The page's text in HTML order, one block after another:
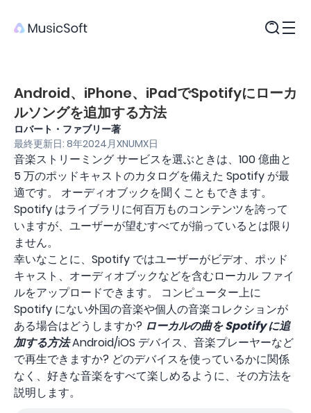
Android、iPhone、iPadでSpotifyにローカ
ルソングを追加する方法
ロバート・ファブリー著
最終更新日: 8年2024月XNUMX日
音楽ストリーミング サービスを選ぶときは、100 億曲と
5 万のポッドキャストのカタログを備えた Spotify が最
適です。 オーディオブックを聞くこともできます。
Spotify はライブラリに何百万ものコンテンツを誇って
いますが、ユーザーが望むすべてが揃っているとは限り
ません。
幸いなことに、Spotify ではユーザーがビデオ、ポッド
キャスト、オーディオブックなどを含むローカル ファイ
ルをアップロードできます。 コンピューター上に
Spotify にない外国の音楽や個人の音楽コレクションが
ある場合はどうしますか? ローカルの曲を Spotify に追
加する方法Android/iOS デバイス、音楽プレーヤーなど
で再生できますか? どのデバイスを使っているかに関係
なく、好きな音楽をすべて楽しめるように、その方法を
説明します。